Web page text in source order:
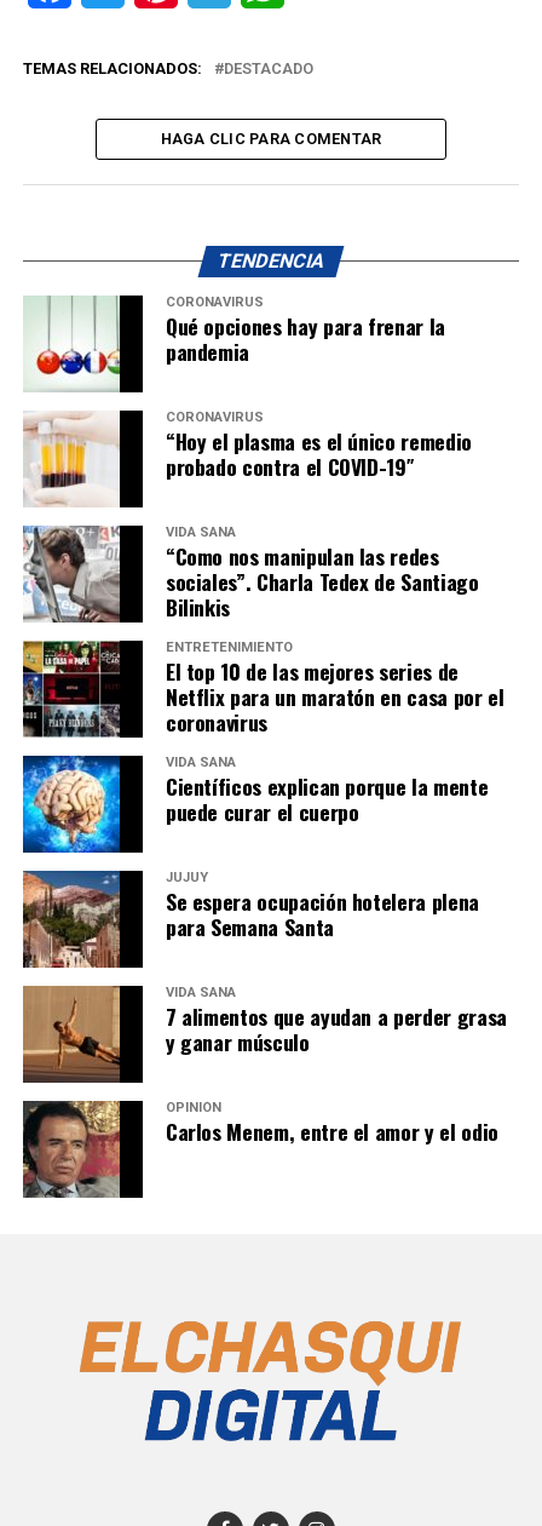
TEMAS RELACIONADOS: DESTACADO
HAGA CLIC PARA COMENTAR
TENDENCIA
CORONAVIRUS
Qué opciones hay para frenar la
pandemia
CORONAVIRUS
“Hoy el plasma es el único remedio
probado contra el COVID-19″
VIDA SANA
“Como nos manipulan las redes
sociales”. Charla Tedex de Santiago
Bilinkis
ENTRETENIMIENTO
El top 10 de las mejores series de
Netflix para un maratón en casa por el
coronavirus
VIDA SANA
Científicos explican porque la mente
puede curar el cuerpo
JUJUY
Se espera ocupación hotelera plena
para Semana Santa
VIDA SANA
7 alimentos que ayudan a perder grasa
y ganar músculo
OPINIÓN
Carlos Menem, entre el amor y el odio